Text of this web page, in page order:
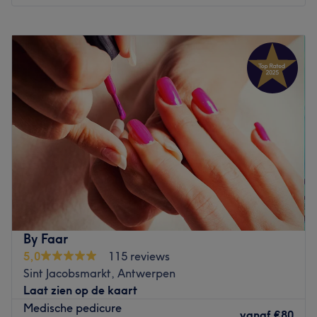
Dinsdag
08:30
21:00
Woensdag
21:00
Donderdag
–21:00
Vrijdag
21:00
Zaterdag
08:45
Zondag
Gesloten
Bij Instituut Victoria aan de Frankrijklei in Antwerpen
weet het team hoe ze kunnen bijdragen aan een
gezonder huidbeeld. De schoonheidsverzorgingen worden
uitgevoerd met luxe en duurzame verzorgingsproducten
boordevol actieve werkstoffen. Je huid wordt hier dus niet
enkel verwend, maar tegelijkertijd ook gevoed én
verbeterd. Naast de overige klassieke
schoonheidsverzorgingen voor gelaat en lichaam, kan je
hier ook terecht voor afslankbehandelingen,
wimperlifting of 'tropical airbrush tanning'; voor een
By Faar
5,0
115 reviews
Sint Jacobsmarkt, Antwerpen
Laat zien op de kaart
Medische pedicure